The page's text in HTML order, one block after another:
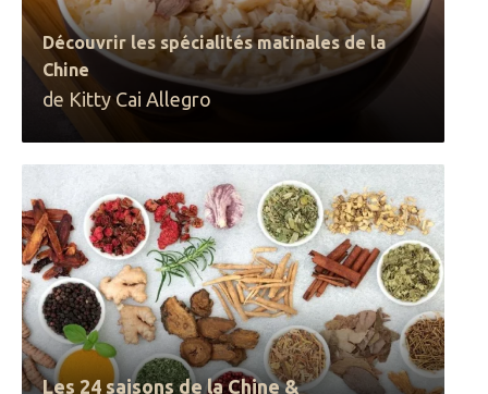
Découvrir les spécialités matinales de la
Chine
de Kitty Cai Allegro
Les 24 saisons de la Chine &